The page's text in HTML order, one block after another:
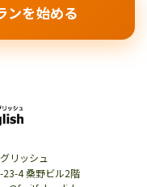
ンを始める
リッシュ
4 桑野ビル2階